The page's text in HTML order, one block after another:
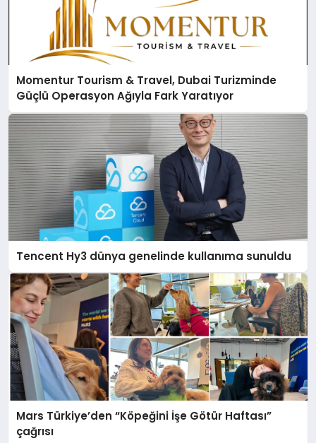
Momentur Tourism & Travel, Dubai Turizminde
Güçlü Operasyon Ağıyla Fark Yaratıyor
Tencent Hy3 dünya genelinde kullanıma sunuldu
Mars Türkiye’den “Köpeğini İşe Götür Haftası”
çağrısı